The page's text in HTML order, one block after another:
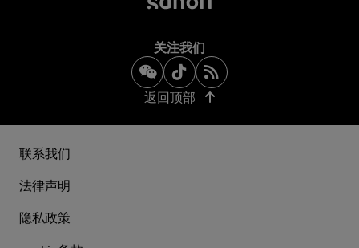
关注我们
返回顶部
联系我们
法律声明
隐私政策